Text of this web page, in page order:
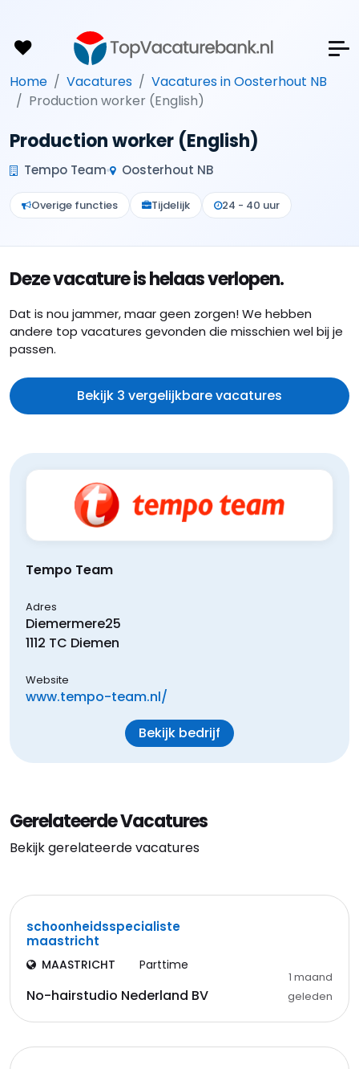
Home Vacatures
Vacatures in Oosterhout NB
Production worker (English)
Production worker (English)
Tempo Team Oosterhout NB
Overige functies Tijdelijk 24 - 40 uur
Deze vacature is helaas verlopen.
Dat is nou jammer, maar geen zorgen! We hebben
andere top vacatures gevonden die misschien wel bij je
passen.
Bekijk 3 vergelijkbare vacatures
Tempo Team
Adres
Diemermere25
1112 TC Diemen
Website
www.tempo-team.nl/
Bekijk bedrijf
Gerelateerde Vacatures
Bekijk gerelateerde vacatures
schoonheidsspecialiste
maastricht
MAASTRICHT Parttime
No-hairstudio Nederland BV
1 maand
geleden